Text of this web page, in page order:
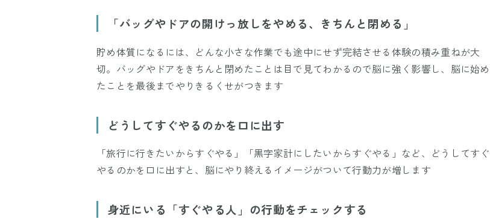
Mute
「バッグやドアの開けっ放しをやめる、きちんと閉める」
貯め体質になるには、どんな小さな作業でも途中にせず完結させる体験の積み重ねが大
切。バッグやドアをきちんと閉めたことは目で見てわかるので脳に強く影響し、脳に始め
たことを最後までやりきるくせがつきます
どうしてすぐやるのかを口に出す
「旅行に行きたいからすぐやる」「黒字家計にしたいからすぐやる」など、どうしてすぐ
やるのかを口に出すと、脳にやり終えるイメージがついて行動力が増します
身近にいる「すぐやる人」の行動をチェックする